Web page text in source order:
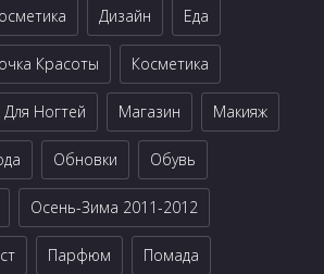
Дизайн Еда
Красоты Косметика
Для Ногтей Магазин Макияж
Обновки Обувь
Осень-Зима 2011-2012
Парфюм Помада